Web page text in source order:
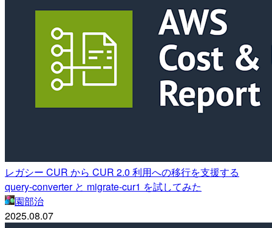
レガシー CUR から CUR 2.0 利用への移行を支援する
query-converter と migrate-cur1 を試してみた
園部治
2025.08.07